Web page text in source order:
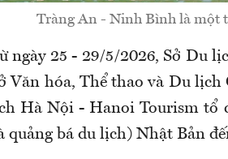
Tràng An - Ninh Bình là một
ngày 25 - 29/5/2026, Sở Du
Văn hóa, Thể thao và Du
Hà Nội - Hanoi Tourism tổ
quảng bá du lịch) Nhật Bản